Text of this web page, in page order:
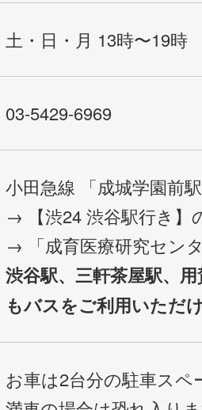
土・日・月 13時〜19時
03-5429-6969
小田急線 「成城学園前
→ 【渋24 渋谷駅行き】
→ 「成育医療研究セン
渋谷駅、三軒茶屋駅、
もバスをご利用いただ
お車は2台分の駐車ス